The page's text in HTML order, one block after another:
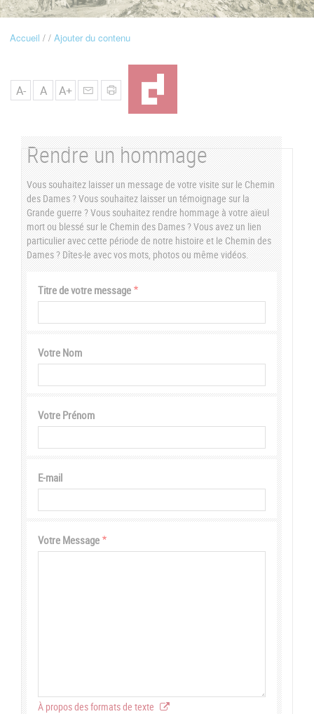
FilAccueil Ajouter du contenu
A- A A+
Rendre un hommage
Vous souhaitez laisser un message de votre visite sur le Chemin
des Dames ? Vous souhaitez laisser un témoignage sur la
Grande guerre ? Vous souhaitez rendre hommage à votre aïeul
mort ou blessé sur le Chemin des Dames ? Vous avez un lien
particulier avec cette période de notre histoire et le Chemin des
Dames ? Dîtes-le avec vos mots, photos ou même vidéos.
Titre de votre message
Votre Nom
Votre Prénom
E-mail
Votre Message
À propos des formats de texte
Vertical
Tabs